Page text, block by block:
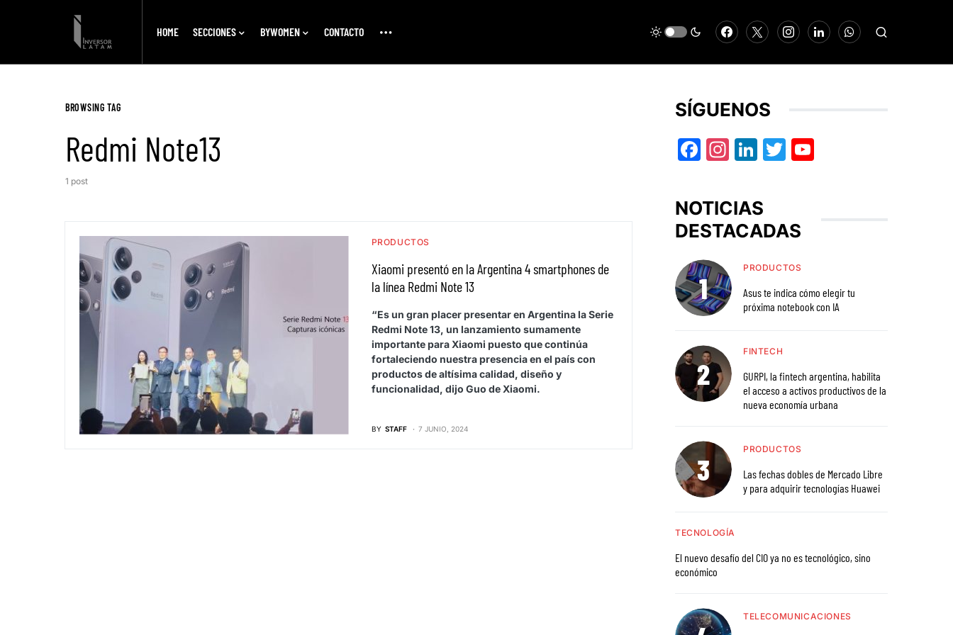
HOME SECCIONES BYWOMEN CONTACTO
BROWSING TAG
Redmi Note13
1 post
PRODUCTOS
Xiaomi presentó en la Argentina 4 smartphones de
la línea Redmi Note 13
“Es un gran placer presentar en Argentina la Serie
Redmi Note 13, un lanzamiento sumamente
importante para Xiaomi puesto que continúa
fortaleciendo nuestra presencia en el país con
productos de altísima calidad, diseño y
funcionalidad, dijo Guo de Xiaomi.
BY STAFF 7 JUNIO, 2024
SÍGUENOS
Facebook
Instagram
LinkedIn
Twitter
NOTICIAS
DESTACADAS
PRODUCTOS
Asus te indica cómo elegir tu
próxima notebook con IA
FINTECH
GURPI, la fintech argentina, habilita
el acceso a activos productivos de la
nueva economía urbana
PRODUCTOS
Las fechas dobles de Mercado Libre
y para adquirir tecnologías Huawei
TECNOLOGÍA
El nuevo desafío del CIO ya no es tecnológico, sino
económico
TELECOMUNICACIONES